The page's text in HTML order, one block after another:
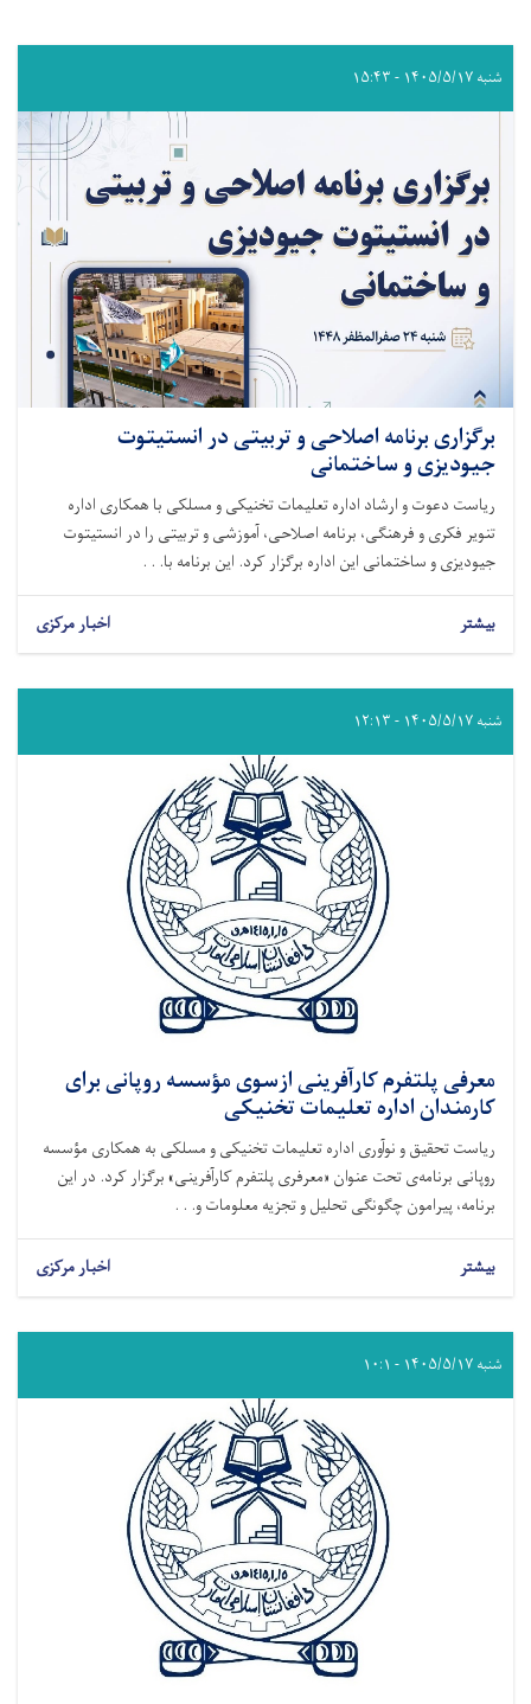
شنبه ۱۴۰۵/۵/۱۷ - ۱۵:۴۳
برگزاری برنامه اصلاحی و تربیتی در انستیتوت
جیودیزی و ساختمانی
ریاست دعوت و ارشاد اداره تعلیمات تخنیکی و مسلکی با همکاری اداره
تنویر فکری و فرهنگی، برنامه اصلاحی، آموزشی و تربیتی را در انستیتوت
جیودیزی و ساختمانی این اداره برگزار کرد. این برنامه با. . .
بیشتر اخبار مرکزی
شنبه ۱۴۰۵/۵/۱۷ - ۱۲:۱۳
معرفی پلتفرم کارآفرینی ازسوی مؤسسه روپانی برای
کارمندان اداره تعلیمات تخنیکی
ریاست تحقیق و نوآوری اداره تعلیمات تخنیکی و مسلکی به همکاری مؤسسه
روپانی برنامه‌ی تحت عنوان «معرفری پلتفرم کارآفرینی» برگزار کرد. در این
برنامه، پیرامون چگونگی تحلیل و تجزیه معلومات و. . .
بیشتر اخبار مرکزی
شنبه ۱۴۰۵/۵/۱۷ - ۱۰:۱